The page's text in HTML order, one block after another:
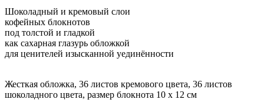
Шоколадный и кремовый слои
кофейных блокнотов
под толстой и гладкой
как сахарная глазурь обложкой
для ценителей изысканной уединённости
Жесткая обложка, 36 листов кремового цвета, 36 листов
шоколадного цвета, размер блокнота 10 x 12 см